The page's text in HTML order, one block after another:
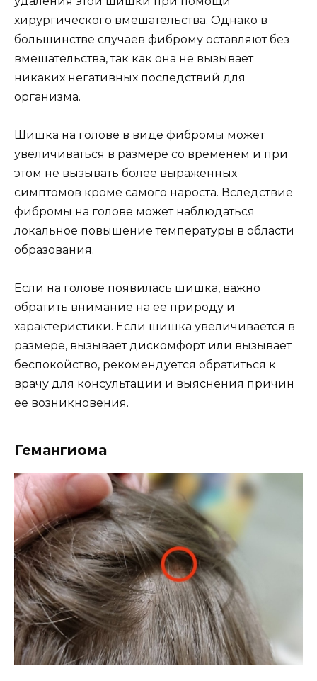
хирургического вмешательства. Однако в
большинстве случаев фиброму оставляют без
вмешательства, так как она не вызывает
никаких негативных последствий для
организма.
Шишка на голове в виде фибромы может
увеличиваться в размере со временем и при
этом не вызывать более выраженных
симптомов кроме самого нароста. Вследствие
фибромы на голове может наблюдаться
локальное повышение температуры в области
образования.
Если на голове появилась шишка, важно
обратить внимание на ее природу и
характеристики. Если шишка увеличивается в
размере, вызывает дискомфорт или вызывает
беспокойство, рекомендуется обратиться к
врачу для консультации и выяснения причин
ее возникновения.
Гемангиома